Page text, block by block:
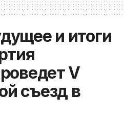
и итоги
V
съезд в